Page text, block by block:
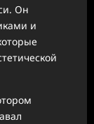
Он
и